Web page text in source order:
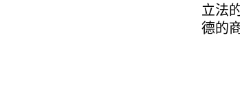
立法
德的